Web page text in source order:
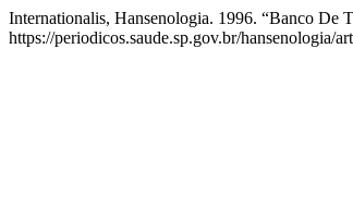
Internationalis, Hansenologia. 1996. “Banco De
https://periodicos.saude.sp.gov.br/hansenologia/